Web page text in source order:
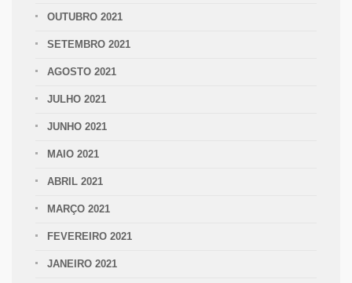
OUTUBRO 2021
SETEMBRO 2021
AGOSTO 2021
JULHO 2021
JUNHO 2021
MAIO 2021
ABRIL 2021
MARÇO 2021
FEVEREIRO 2021
JANEIRO 2021